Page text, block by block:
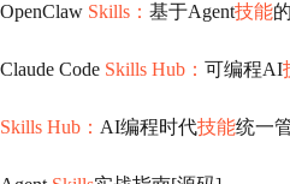
OpenClaw Skills： 基于Agent技能的
Claude Code Skills Hub： 可编程AI
Skills Hub： AI编程时代技能统一